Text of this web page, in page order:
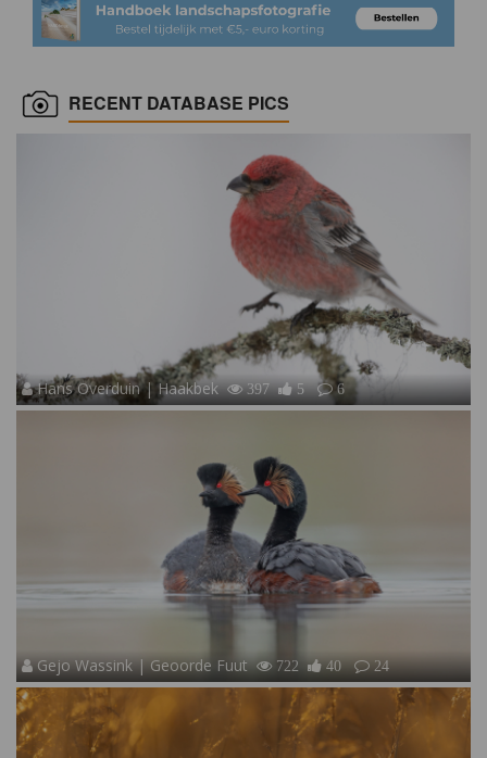
RECENT DATABASE PICS
Hans Overduin | Haakbek 397 5 6
Gejo Wassink | Geoorde Fuut 722 40 24